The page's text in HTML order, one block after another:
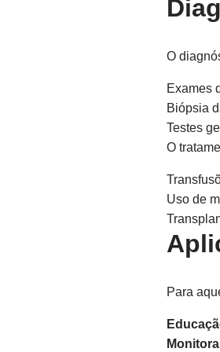
O
Exames
Biópsia
Testes
O
Uso de
Para